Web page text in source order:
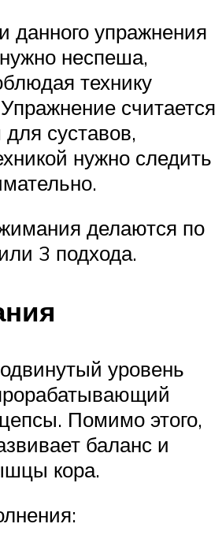
данного упражнения
неспеша,
технику
считается
суставов,
нужно следить
делаются по
3 подхода.
уровень
Помимо этого,
баланс и
кора.